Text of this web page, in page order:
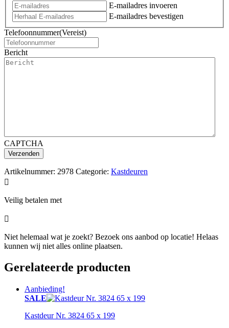
E-mailadres invoeren
E-mailadres bevestigen
Telefoonnummer(Vereist)
Bericht
CAPTCHA
Artikelnummer: 2978 Categorie: Kastdeuren

Veilig betalen met

Niet helemaal wat je zoekt? Bezoek ons aanbod op locatie! Helaas
kunnen wij niet alles online plaatsen.
Gerelateerde producten
Aanbieding!
SALE
Kastdeur Nr. 3824 65 x 199